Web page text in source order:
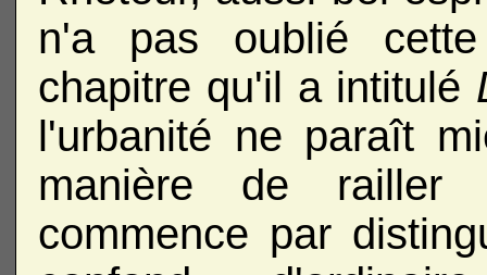
n'a pas oublié
chapitre qu'il a intitulé
l'urbanité ne paraît
manière de railler
commence par